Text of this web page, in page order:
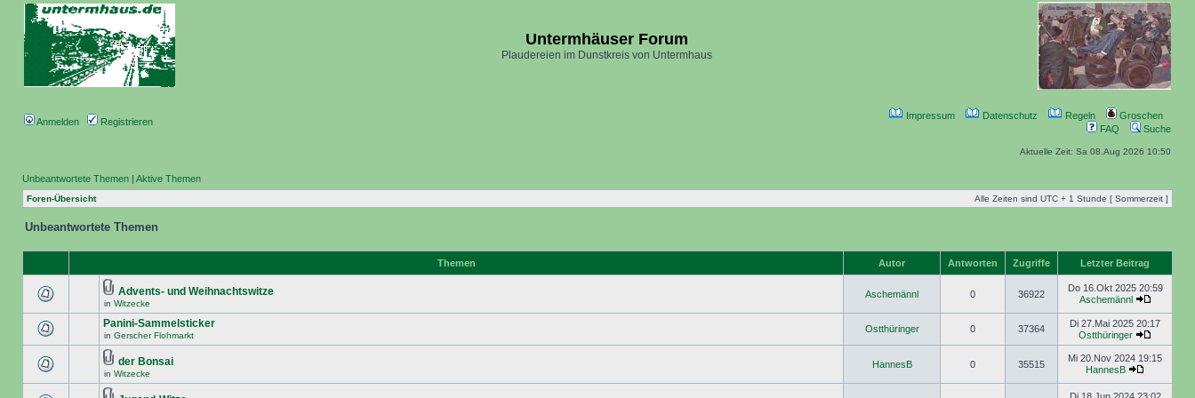
Untermhäuser Forum
Plaudereien im Dunstkreis von Untermhaus
Anmelden Registrieren
Impressum Datenschutz Regeln
Groschen
FAQ
Suche
Aktuelle Zeit: Sa 08.Aug 2026 10:50
Unbeantwortete Themen | Aktive Themen
Foren-Übersicht Alle Zeiten sind UTC + 1 Stunde [ Sommerzeit ]
Unbeantwortete Themen
Themen Autor Antworten Zugriffe Letzter Beitrag
Advents- und Weihnachtswitze
in Witzecke
Aschemännl 0 36922
Do 16.Okt 2025 20:59
Aschemännl
Panini-Sammelsticker
in Gerscher Flohmarkt
Ostthüringer 0 37364
Di 27.Mai 2025 20:17
Ostthüringer
der Bonsai
in Witzecke
HannesB 0 35515
Mi 20.Nov 2024 19:15
HannesB